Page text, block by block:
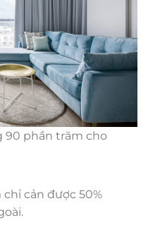
90 phần trăm cho
cản được 50%